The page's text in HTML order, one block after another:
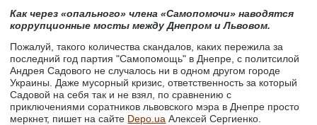
Как через «опального» члена «Самопомочи» наводятся
коррупционные мосты между Днепром и Львовом.
Пожалуй, такого количества скандалов, каких пережила за
последний год партия "Самопомощь" в Днепре, с политсилой
Андрея Садового не случалось ни в одном другом городе
Украины. Даже мусорный кризис, ответственность за который
Садовой на себя так и не взял, по сравнению с
приключениями соратников львовского мэра в Днепре просто
меркнет, пишет на сайте Depo.ua Алексей Сергиенко.